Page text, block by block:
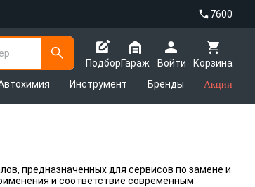
7600
Подбор
Корзина
Гараж
Войти
Инструмент Бренды Акции
предназначенных для сервисов по замене и
и соответствие современным